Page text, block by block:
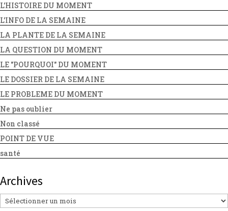
L'HISTOIRE DU MOMENT
L'INFO DE LA SEMAINE
LA PLANTE DE LA SEMAINE
LA QUESTION DU MOMENT
LE "POURQUOI" DU MOMENT
LE DOSSIER DE LA SEMAINE
LE PROBLEME DU MOMENT
Ne pas oublier
Non classé
POINT DE VUE
santé
Archives
Archives